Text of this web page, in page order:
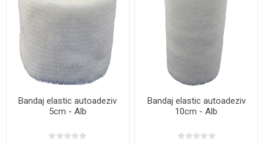
Bandaj elastic autoadeziv
5cm - Alb
Bandaj elastic autoadeziv
10cm - Alb